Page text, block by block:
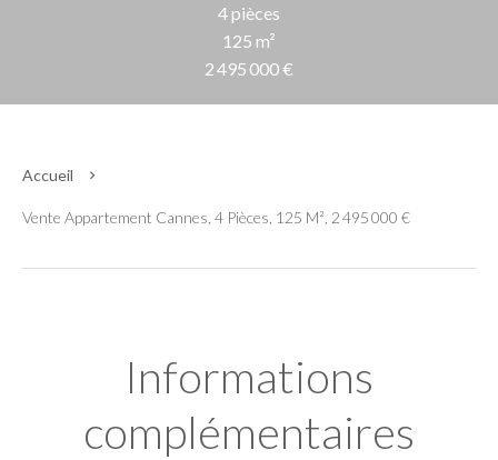
4 pièces
125 m²
2 495 000 €
Accueil
Vente Appartement Cannes, 4 Pièces, 125 M², 2 495 000 €
Informations
complémentaires